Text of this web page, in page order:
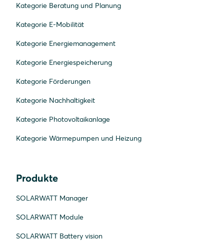
Kategorie Beratung und Planung
Kategorie E-Mobilität
Kategorie Energiemanagement
Kategorie Energiespeicherung
Kategorie Förderungen
Kategorie Nachhaltigkeit
Kategorie Photovoltaikanlage
Kategorie Wärmepumpen und Heizung
Produkte
SOLARWATT Manager
SOLARWATT Module
SOLARWATT Battery vision